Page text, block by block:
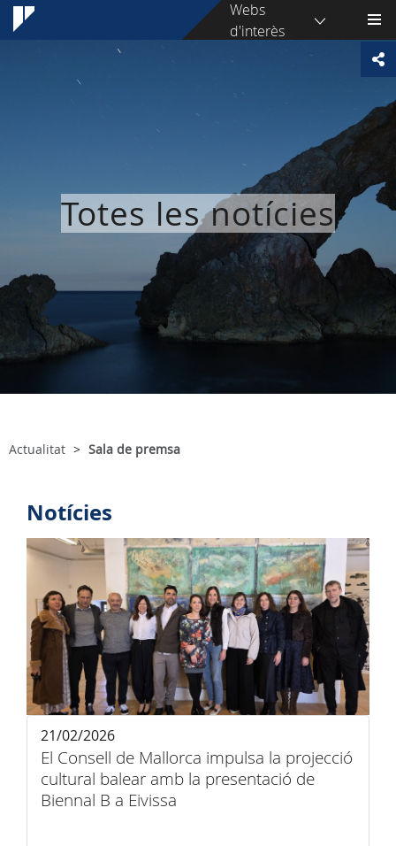
Webs
d'interès
Totes les notícies
Actualitat Sala de premsa
Notícies
El Consell de Mallorca impulsa la projecció
cultural balear amb la presentació de
Biennal B a Eivissa
21/02/2026